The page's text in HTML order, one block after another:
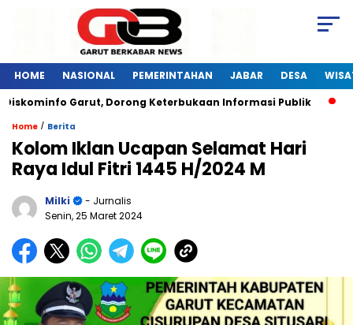
HOME NASIONAL PEMERINTAHAN JABAR DESA
Garut, Dorong Keterbukaan Informasi Publik
Home / Berita
Kolom Iklan Ucapan Selamat Hari
Raya Idul Fitri 1445 H/2024 M
Milki
- Jurnalis
Senin, 25 Maret 2024